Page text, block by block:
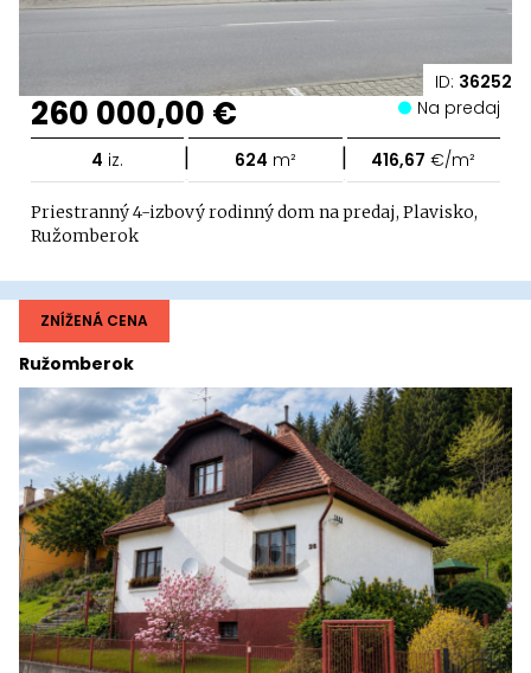
ID: 36252
260 000,00 € Na predaj
4 iz. | 624 m² | 416,67 €/m²
Priestranný 4-izbový rodinný dom na predaj, Plavisko,
Ružomberok
Ružomberok
ZNÍŽENÁ CENA